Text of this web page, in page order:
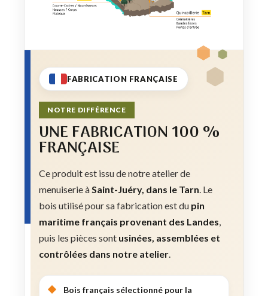
FABRICATION FRANÇAISE
NOTRE DIFFÉRENCE
UNE FABRICATION 100 %
FRANÇAISE
Ce produit est issu de notre atelier de
menuiserie àSaint-Juéry, dans le Tarn. Le
bois utilisé pour sa fabrication est du pin
maritime français provenant des Landes,
puis les pièces sont usinées, assemblées et
contrôlées dans notre atelier.
Bois français sélectionné pour la